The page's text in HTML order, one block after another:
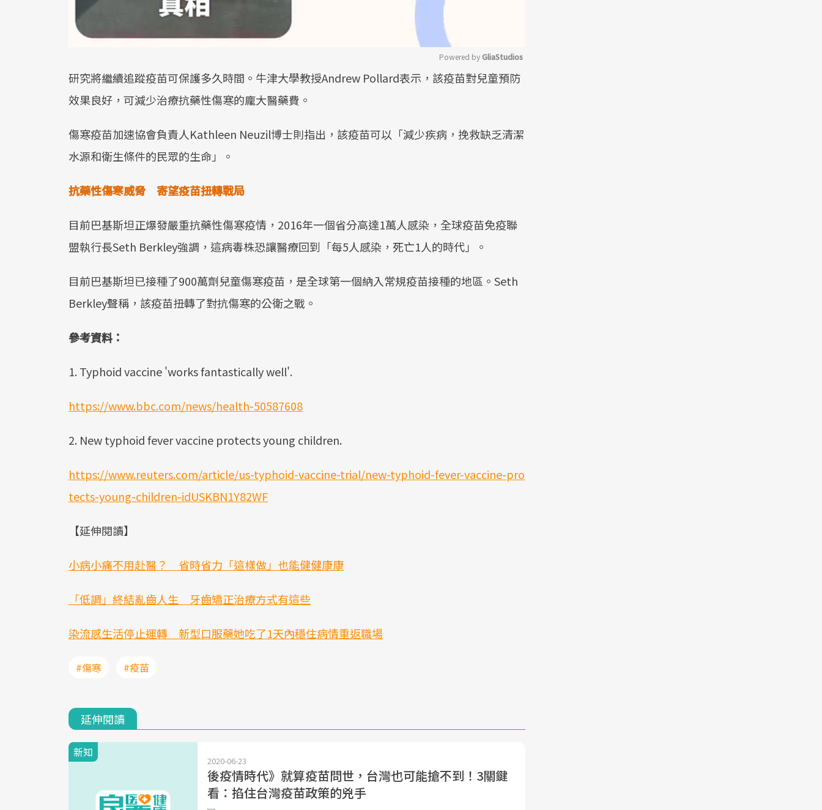
Powered by GliaStudios
研究將繼續追蹤疫苗可保護多久時間。牛津大學教授Andrew Pollard表示，該疫苗對兒童預防
效果良好，可減少治療抗藥性傷寒的龐大醫藥費。
傷寒疫苗加速協會負責人Kathleen Neuzil博士則指出，該疫苗可以「減少疾病，挽救缺乏清潔
水源和衛生條件的民眾的生命」。
抗藥性傷寒威脅 寄望疫苗扭轉戰局
目前巴基斯坦正爆發嚴重抗藥性傷寒疫情，2016年一個省分高達1萬人感染，全球疫苗免疫聯
盟執行長Seth Berkley強調，這病毒株恐讓醫療回到「每5人感染，死亡1人的時代」。
目前巴基斯坦已接種了900萬劑兒童傷寒疫苗，是全球第一個納入常規疫苗接種的地區。Seth
Berkley聲稱，該疫苗扭轉了對抗傷寒的公衛之戰。
參考資料：
1. Typhoid vaccine 'works fantastically well'.
https://www.bbc.com/news/health-50587608
2. New typhoid fever vaccine protects young children.
https://www.reuters.com/article/us-typhoid-vaccine-trial/new-typhoid-fever-vaccine-pro
tects-young-children-idUSKBN1Y82WF
【延伸閱讀】
小病小痛不用赴醫？ 省時省力「這樣做」也能健健康康
「低調」終結亂齒人生 牙齒矯正治療方式有這些
染流感生活停止運轉 新型口服藥她吃了1天內穩住病情重返職場
#傷寒 #疫苗
延伸閱讀
新知
2020-06-23
後疫情時代》就算疫苗問世，台灣也可能搶不到！3關鍵
看：掐住台灣疫苗政策的兇手